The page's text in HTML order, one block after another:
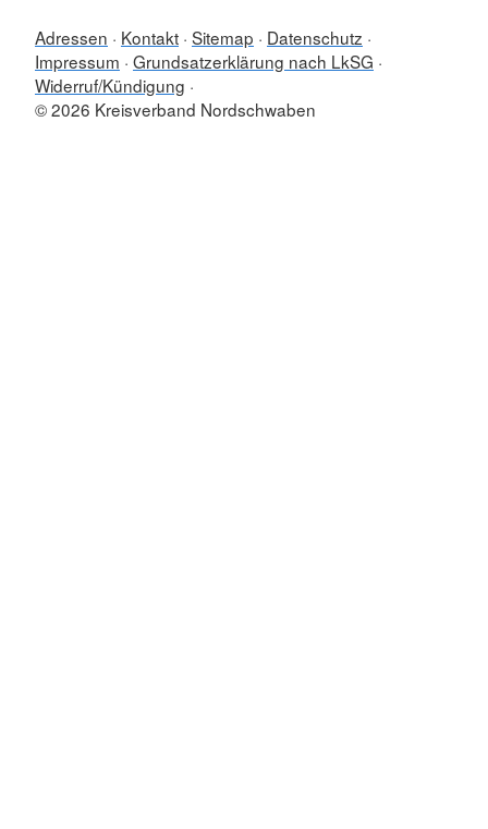
Adressen Kontakt Sitemap
Datenschutz
Impressum Grundsatzerklärung nach LkSG
Widerruf/Kündigung
© 2026 Kreisverband Nordschwaben